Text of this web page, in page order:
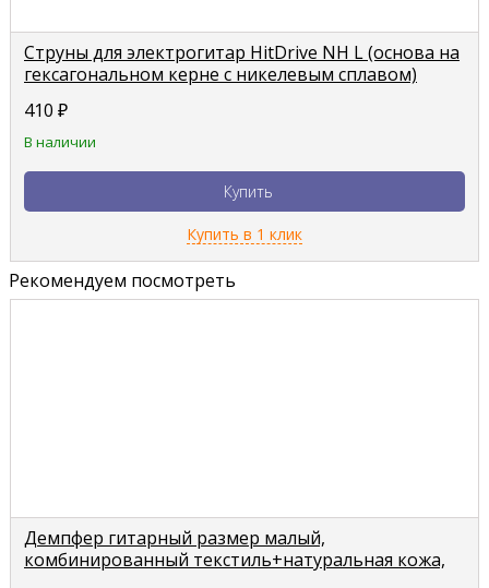
Струны для электрогитар HitDrive NH L (основа на
гексагональном керне с никелевым сплавом)
410 ₽
В наличии
Купить
Купить в 1 клик
Рекомендуем посмотреть
Демпфер гитарный размер малый,
комбинированный текстиль+натуральная кожа,